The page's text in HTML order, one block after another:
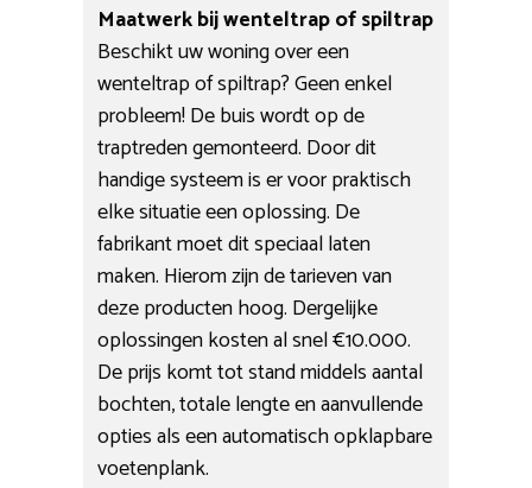
Maatwerk bij wenteltrap of spiltrap
Beschikt uw woning over een
wenteltrap of spiltrap? Geen enkel
probleem! De buis wordt op de
traptreden gemonteerd. Door dit
handige systeem is er voor praktisch
elke situatie een oplossing. De
fabrikant moet dit speciaal laten
maken. Hierom zijn de tarieven van
deze producten hoog. Dergelijke
oplossingen kosten al snel €10.000.
De prijs komt tot stand middels aantal
bochten, totale lengte en aanvullende
opties als een automatisch opklapbare
voetenplank.